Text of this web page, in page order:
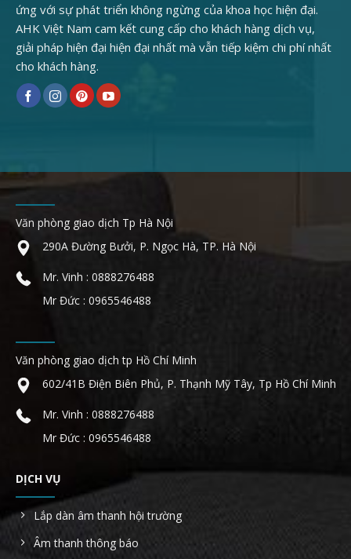
ứng với sự phát triển không ngừng của khoa học hiện đại.
AHK Việt Nam cam kết cung cấp cho khách hàng dịch vụ,
giải pháp hiện đại hiện đại nhất mà vẫn tiếp kiệm chi phí nhất
cho khách hàng.
Văn phòng giao dịch Tp Hà Nội
290A Đường Bưởi, P. Ngọc Hà, TP. Hà Nội
Mr. Vinh : 0888276488
Mr Đức : 0965546488
Văn phòng giao dịch tp Hồ Chí Minh
602/41B Điện Biên Phủ, P. Thạnh Mỹ Tây, Tp Hồ Chí Minh
Mr. Vinh : 0888276488
Mr Đức : 0965546488
DỊCH VỤ
Lắp dàn âm thanh hội trường
Âm thanh thông báo